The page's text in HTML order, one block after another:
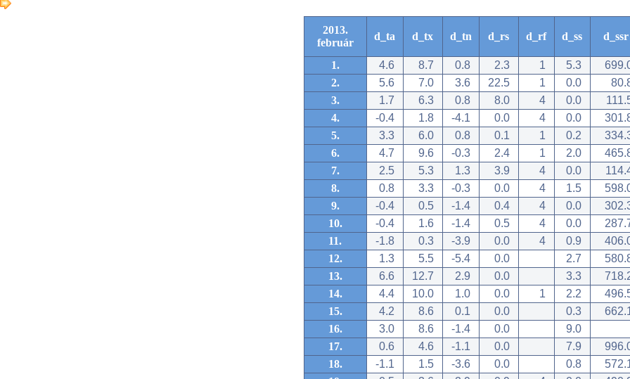
2013.
február
d_ta d_tx d_tn d_rs d_rf d_ss d_ssr
1. 4.6 8.7 0.8 2.3 1 5.3
2.
5.6 7.0 3.6 22.5 1 0.0
3.
1.7 6.3 0.8 8.0 4 0.0
4.
-0.4 1.8 -4.1 0.0 4 0.0
5.
3.3 6.0 0.8 0.1 1 0.2
6.
4.7 9.6 -0.3 2.4 1 2.0
7.
2.5 5.3 1.3 3.9 4 0.0
8.
0.8 3.3 -0.3 0.0 4 1.5
9.
-0.4 0.5 -1.4 0.4 4 0.0
10.
-0.4 1.6 -1.4 0.5 4 0.0
11.
-1.8 0.3 -3.9 0.0 4 0.9
12.
1.3 5.5 -5.4 0.0 2.7
13.
6.6 12.7 2.9 0.0 3.3
14.
4.4 10.0 1.0 0.0 1 2.2
15.
4.2 8.6 0.1 0.0 0.3
16.
3.0 8.6 -1.4 0.0
9.0
17.
0.6 4.6 -1.1 0.0 7.9
18.
-1.1 1.5 -3.6 0.0 0.8